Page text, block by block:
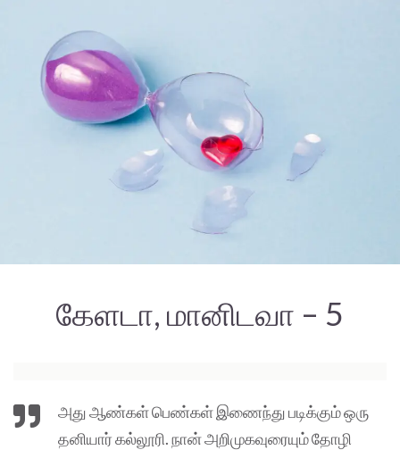
கேளடா, மானிடவா – 5
அது ஆண்கள் பெண்கள் இணைந்து படிக்கும் ஒரு
தனியார் கல்லூரி. நான் அறிமுகவுரையும் தோழி